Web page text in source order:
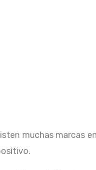
muchas marcas